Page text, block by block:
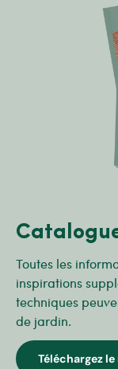
Toutes les
inspirations
techniques
de jardin.
Téléchargez